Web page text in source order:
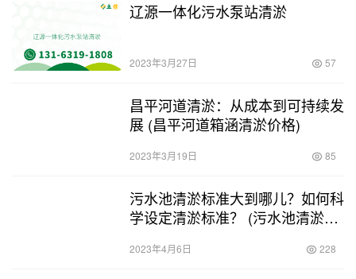
辽源一体化污水泵站清淤
2023年3月27日 57
昌平河道清淤：从成本到可持续发
展 (昌平河道箱涵清淤价格)
2023年3月19日 85
污水池清淤标准大到哪儿？如何科
学设定清淤标准？ (污水池清淤标
2023年4月6日 228